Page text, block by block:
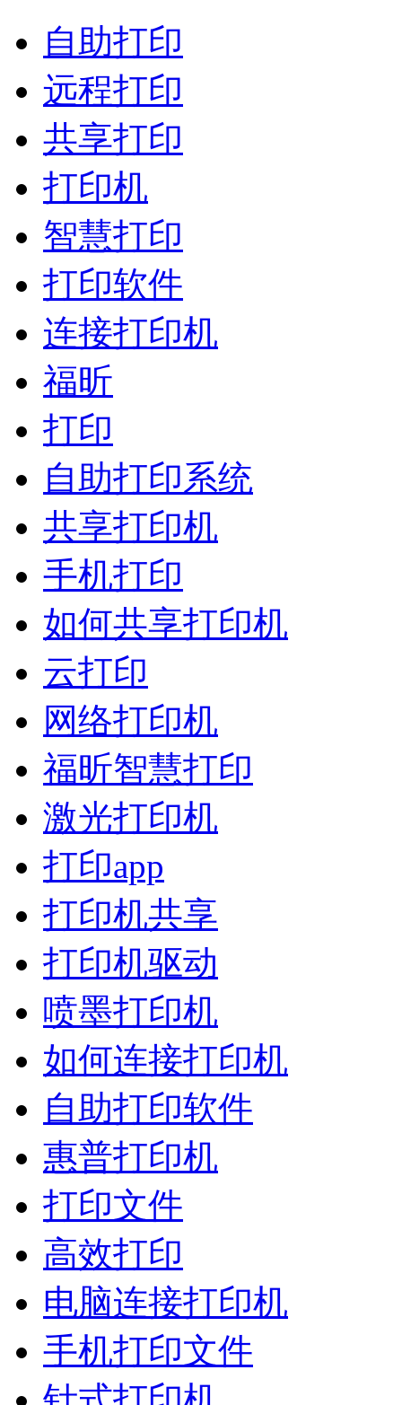
自助打印
远程打印
共享打印
打印机
智慧打印
打印软件
连接打印机
福昕
打印
自助打印系统
共享打印机
手机打印
如何共享打印机
云打印
网络打印机
福昕智慧打印
激光打印机
打印app
打印机共享
打印机驱动
喷墨打印机
如何连接打印机
自助打印软件
惠普打印机
打印文件
高效打印
电脑连接打印机
手机打印文件